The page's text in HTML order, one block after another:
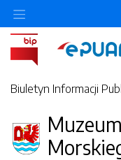
Biuletyn Informacji